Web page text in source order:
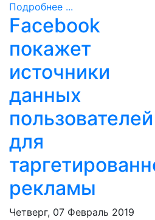
Подробнее ...
Facebook
покажет
источники
данных
пользователей
для
рекламы
Четверг, 07 Февраль 2019